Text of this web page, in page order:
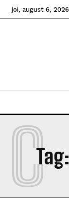
joi, august 6, 2026
Tag:
C